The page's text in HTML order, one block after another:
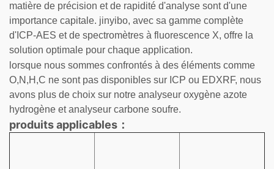
matière de précision et de rapidité d'analyse sont d'une
importance capitale. jinyibo, avec sa gamme complète
d'ICP-AES et de spectromètres à fluorescence X, offre la
solution optimale pour chaque application.
lorsque nous sommes confrontés à des éléments comme
O,N,H,C ne sont pas disponibles sur ICP ou EDXRF, nous
avons plus de choix sur notre analyseur oxygène azote
hydrogène et analyseur carbone soufre.
produits applicables：